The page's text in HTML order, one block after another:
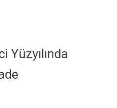
Yüzyılında